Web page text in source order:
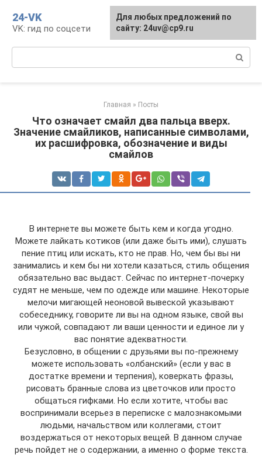
контенту
24-VK
VK: гид по соцсети
Главная » Посты
Что означает смайл два пальца вверх.
Значение смайликов, написанные символами,
их расшифровка, обозначение и виды
смайлов
В интернете вы можете быть кем и когда угодно.
Можете лайкать котиков (или даже быть ими), слушать
пение птиц или искать, кто не прав. Но, чем бы вы ни
занимались и кем бы ни хотели казаться, стиль общения
обязательно вас выдаст. Сейчас по интернет-почерку
судят не меньше, чем по одежде или машине. Некоторые
мелочи мигающей неоновой вывеской указывают
собеседнику, говорите ли вы на одном языке, свой вы
или чужой, совпадают ли ваши ценности и единое ли у
вас понятие адекватности.
Безусловно, в общении с друзьями вы по-прежнему
можете использовать «олбанский» (если у вас в
достатке времени и терпения), коверкать фразы,
рисовать бранные слова из цветочков или просто
общаться гифками. Но если хотите, чтобы вас
воспринимали всерьез в переписке с малознакомыми
людьми, начальством или коллегами, стоит
воздержаться от некоторых вещей. В данном случае
речь пойдет не о содержании, а именно о форме текста.
Для любых предложений по
сайту: 24uv@cp9.ru